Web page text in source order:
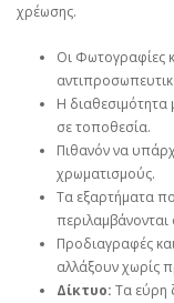
χρέωσης.
Οι Φωτογραφίες
Η
σε τοποθεσία.
Πιθανόν να
χρωματισμούς.
Τα εξαρτήματα
περιλαμβάνονται
Προδιαγραφές
αλλάξουν χωρίς
Δίκτυο: Τα εύρη